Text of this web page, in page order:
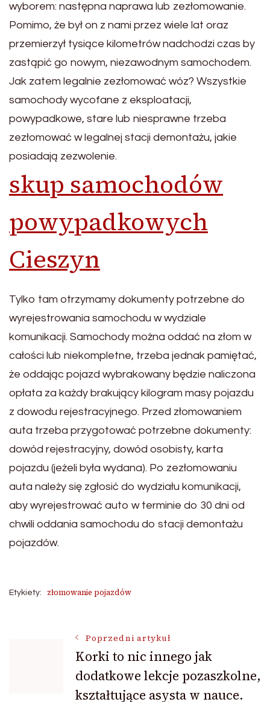
wyborem: następna naprawa lub zezłomowanie.
Pomimo, że był on z nami przez wiele lat oraz
przemierzył tysiące kilometrów nadchodzi czas by
zastąpić go nowym, niezawodnym samochodem.
Jak zatem legalnie zezłomować wóz? Wszystkie
samochody wycofane z eksploatacji,
powypadkowe, stare lub niesprawne trzeba
zezłomować w legalnej stacji demontażu, jakie
posiadają zezwolenie.
skup samochodów
powypadkowych
Cieszyn
Tylko tam otrzymamy dokumenty potrzebne do
wyrejestrowania samochodu w wydziale
komunikacji. Samochody można oddać na złom w
całości lub niekompletne, trzeba jednak pamiętać,
że oddając pojazd wybrakowany będzie naliczona
opłata za każdy brakujący kilogram masy pojazdu
z dowodu rejestracyjnego. Przed złomowaniem
auta trzeba przygotować potrzebne dokumenty:
dowód rejestracyjny, dowód osobisty, karta
pojazdu (jeżeli była wydana). Po zezłomowaniu
auta należy się zgłosić do wydziału komunikacji,
aby wyrejestrować auto w terminie do 30 dni od
chwili oddania samochodu do stacji demontażu
pojazdów.
Etykiety: złomowanie pojazdów
Nawigacja
wpisu
Poprzedni artykuł
Korki to nic innego jak
dodatkowe lekcje pozaszkolne,
kształtujące asysta w nauce.